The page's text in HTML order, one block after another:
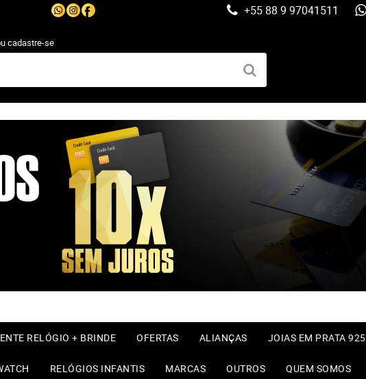
+55 88 9 97041511
cadastre-se
RELÓGIO + BRINDE OFERTAS ALIANÇAS JOIAS EM PRATA 925
RELÓGIOS INFANTIS MARCAS OUTROS QUEM SOMOS